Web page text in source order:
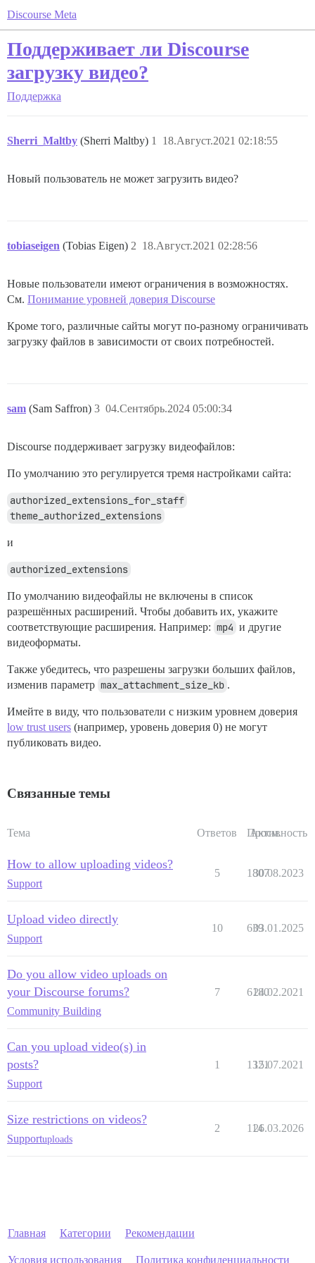
Discourse Meta
Поддерживает ли Discourse
загрузку видео?
Поддержка
Sherri_Maltby (Sherri Maltby) 18.Август.2021 02:18:55
1
Новый пользователь не может загрузить видео?
tobiaseigen (Tobias Eigen) 18.Август.2021 02:28:56
2
Новые пользователи имеют ограничения в возможностях.
См. Понимание уровней доверия Discourse
Кроме того, различные сайты могут по-разному ограничивать
загрузку файлов в зависимости от своих потребностей.
sam (Sam Saffron) 04.Сентябрь.2024 05:00:34
3
Discourse поддерживает загрузку видеофайлов:
По умолчанию это регулируется тремя настройками сайта:
authorized_extensions_for_staff
theme_authorized_extensions
и
authorized_extensions
По умолчанию видеофайлы не включены в список
разрешённых расширений. Чтобы добавить их, укажите
соответствующие расширения. Например: mp4 и другие
видеоформаты.
Также убедитесь, что разрешены загрузки больших файлов,
изменив параметр max_attachment_size_kb .
Имейте в виду, что пользователи с низким уровнем доверия
low trust users (например, уровень доверия 0) не могут
публиковать видео.
Связанные темы
Тема Ответов Просм.
Активность
How to allow uploading videos?
Support
5 1807
30.08.2023
Upload video directly
Support
10 639
03.01.2025
Do you allow video uploads on
your Discourse forums?
Community Building
7 6180
24.02.2021
Can you upload video(s) in
posts?
Support
1 1321
15.07.2021
Size restrictions on videos?
Supportuploads
2 114
26.03.2026
Главная Категории Рекомендации
Условия использования Политика конфиденциальности